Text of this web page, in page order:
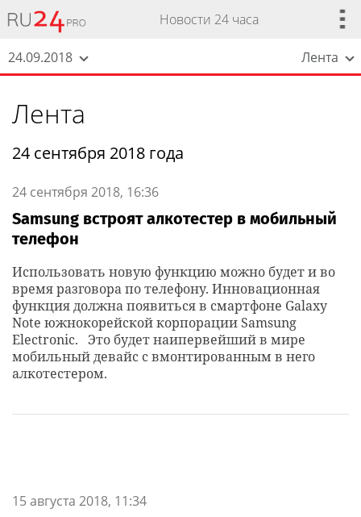
Новости 24 часа
24.09.2018 Лента
Лента
24 сентября 2018 года
24 сентября 2018, 16:36
Samsung встроят алкотестер в мобильный
телефон
Использовать новую функцию можно будет и во
время разговора по телефону. Инновационная
функция должна появиться в смартфоне Galaxy
Note южнокорейской корпорации Samsung
Electronic. Это будет наипервейший в мире
мобильный девайс с вмонтированным в него
алкотестером.
15 августа 2018, 11:34